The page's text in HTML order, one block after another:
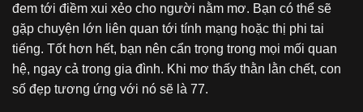
đem tới điềm xui xẻo cho người nằm mơ. Bạn có thể sẽ
gặp chuyện lớn liên quan tới tính mạng hoặc thị phi tai
tiếng. Tốt hơn hết, bạn nên cẩn trọng trong mọi mối quan
hệ, ngay cả trong gia đình. Khi mơ thấy thằn lằn chết, con
số đẹp tương ứng với nó sẽ là 77.